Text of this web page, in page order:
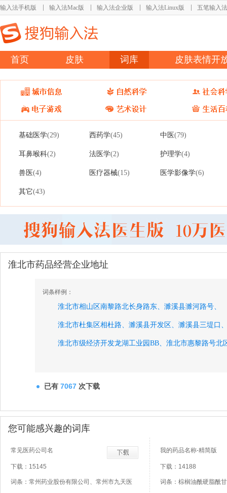
输入法手机版 输入法Mac版 输入法企业版 输入法Linux版 五笔输入法
首页 皮肤 词库 皮肤表情开
基础医学(29) 西药学(45) 中医(79)
耳鼻喉科(2) 法医学(2) 护理学(4)
兽医(4) 医疗器械(15) 医学影像学(6)
其它(43)
淮北市药品经营企业地址
词条样例：
淮北市相山区南黎路北长身路东、 濉溪县濉河路号、
淮北市杜集区相杜路、 濉溪县开发区、 濉溪县三堤口
淮北市级经济开发龙湖工业园BB、 淮北市惠黎路号北
濉溪县马桥乡闸河路西、濉溪县钟楼乡张集街西段、
淮北市东岗楼立交桥北米路西、
淮北市淮纺路西段、淮北海孜矿工人村、
已有 7067 次下载
您可能感兴趣的词库
常见医药公司名
下载：15145
词条：常州药业股份有限公司、常州市九天医
我的药品名称-精简版
下载：14188
词条：棕榈油酰硬脂酰